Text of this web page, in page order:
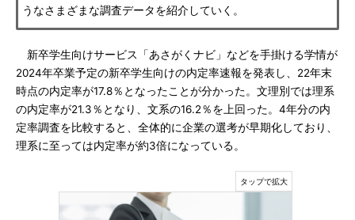
うなさまざまな調査データを紹介していく。
新卒学生向けサービス「あさがくナビ」などを手掛ける学情が
2024年卒業予定の新卒学生向けの内定率速報を発表し、22年末
時点の内定率が17.8％となったことが分かった。文理別では理系
の内定率が21.3％となり、文系の16.2％を上回った。4年分の内
定率調査を比較すると、全体的に企業の選考が早期化しており、
理系に至っては内定率が約3倍になっている。